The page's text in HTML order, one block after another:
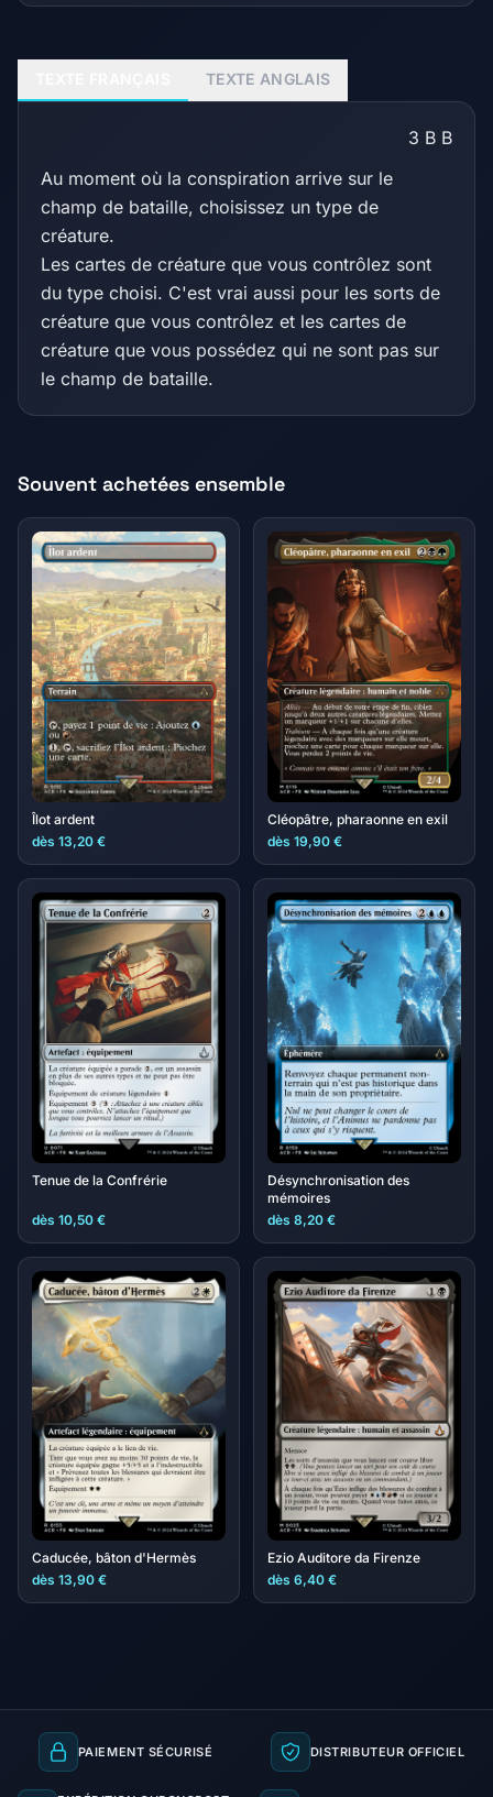
TEXTE ANGLAIS
3 B B
Au moment où la conspiration arrive sur le
champ de bataille, choisissez un type de
créature.
Les cartes de créature que vous contrôlez sont
du type choisi. C'est vrai aussi pour les sorts de
créature que vous contrôlez et les cartes de
créature que vous possédez qui ne sont pas sur
le champ de bataille.
Souvent achetées ensemble
Îlot ardent
dès 13,20 €
Cléopâtre, pharaonne en exil
dès 19,90 €
Tenue de la Confrérie
dès 10,50 €
Désynchronisation des
mémoires
dès 8,20 €
Caducée, bâton d'Hermès
dès 13,90 €
Ezio Auditore da Firenze
dès 6,40 €
PAIEMENT SÉCURISÉ DISTRIBUTEUR OFFICIEL